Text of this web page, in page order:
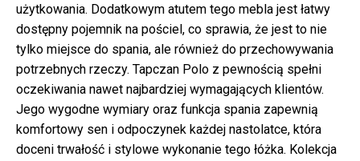
użytkowania. Dodatkowym atutem tego mebla jest łatwy
dostępny pojemnik na pościel, co sprawia, że jest to nie
tylko miejsce do spania, ale również do przechowywania
potrzebnych rzeczy. Tapczan Polo z pewnością spełni
oczekiwania nawet najbardziej wymagających klientów.
Jego wygodne wymiary oraz funkcja spania zapewnią
komfortowy sen i odpoczynek każdej nastolatce, która
doceni trwałość i stylowe wykonanie tego łóżka. Kolekcja